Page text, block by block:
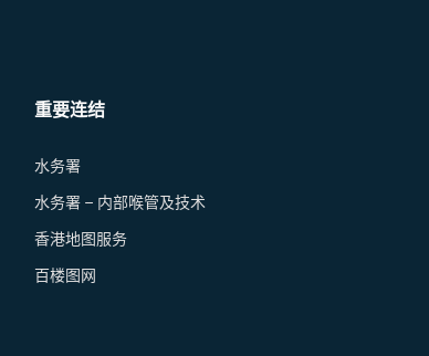
重要连结
水务署
水务署 – 内部喉管及技术
香港地图服务
百楼图网